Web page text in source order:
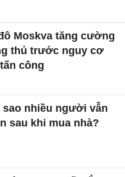
Moskva tăng cường
thủ trước nguy cơ
công
sao nhiều người vẫn
sau khi mua nhà?